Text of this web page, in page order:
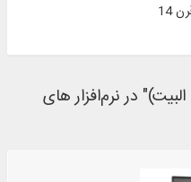
14
در نرم‌افزار های